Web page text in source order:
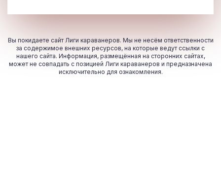
Вы покидаете сайт Лиги караванеров. Мы не несём ответственности
за содержимое внешних ресурсов, на которые ведут ссылки с
нашего сайта. Информация, размещённая на сторонних сайтах,
может не совпадать с позицией Лиги караванеров и предназначена
исключительно для ознакомления.